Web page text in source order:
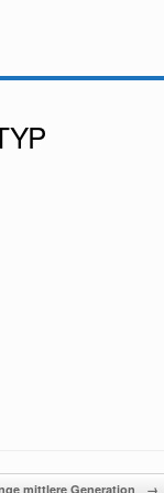
mittlere Generation →